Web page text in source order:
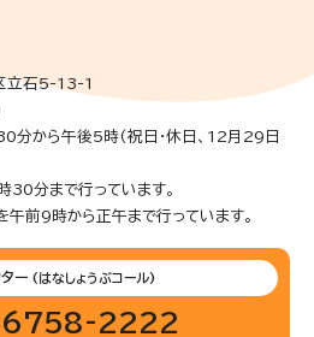
立石5-13-1
分から午後5時(祝日・休日、12月29日
分まで行っています。
前9時から正午まで行っています。
ー (はなしょうぶコール)
2222